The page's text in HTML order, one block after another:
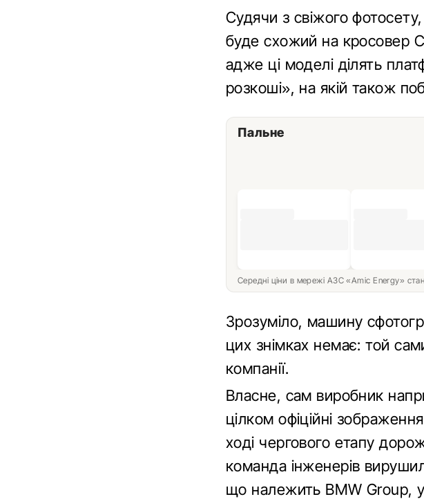
Судячи з свіжого
буде схожий на кросовер
адже ці моделі ділять
розкоші», на якій також
Пальне
Середні ціни в мережі АЗС «Amic Energy»
Зрозуміло, машину
цих знімках немає: той
компанії.
Власне, сам виробник
цілком офіційні
ході чергового етапу
команда інженерів
що належить BMW Group, у